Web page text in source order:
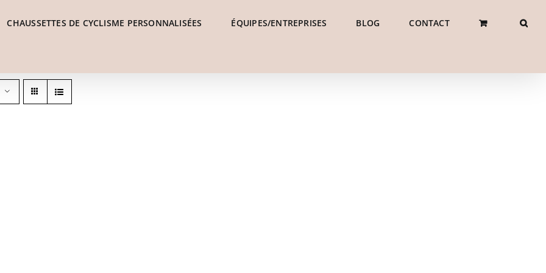
CHAUSSETTES DE CYCLISME PERSONNALISÉES ÉQUIPES/ENTREPRISES BLOG CONTACT